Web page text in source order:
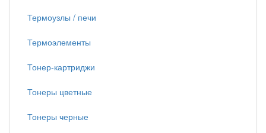
Термоузлы / печи
Термоэлементы
Тонер-картриджи
Тонеры цветные
Тонеры черные